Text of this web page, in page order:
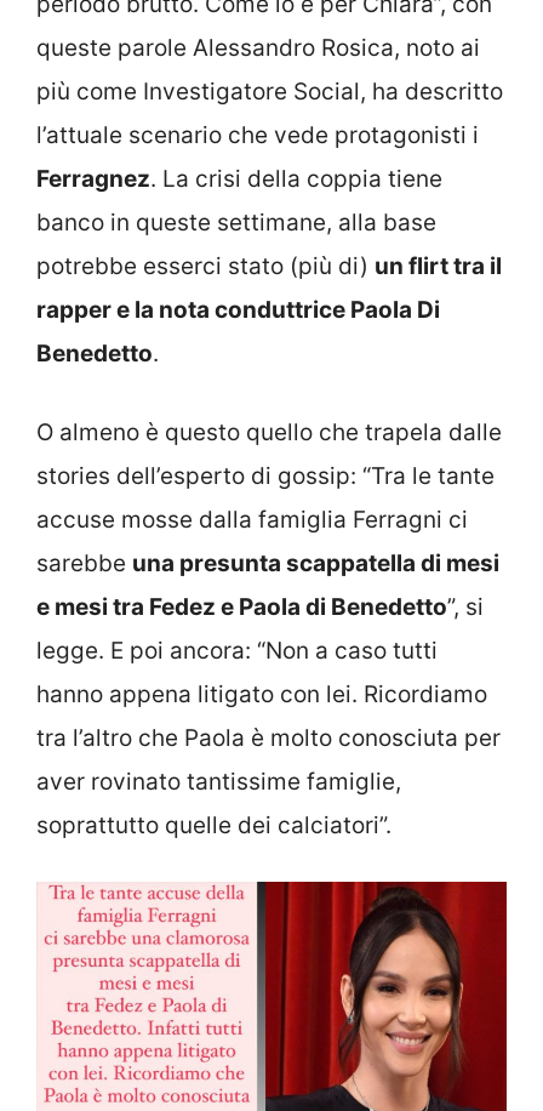
queste parole Alessandro Rosica, noto ai
più come Investigatore Social, ha descritto
l’attuale scenario che vede protagonisti i
Ferragnez. La crisi della coppia tiene
banco in queste settimane, alla base
potrebbe esserci stato (più di) un flirt tra il
rapper e la nota conduttrice Paola Di
Benedetto.
O almeno è questo quello che trapela dalle
stories dell’esperto di gossip: “Tra le tante
accuse mosse dalla famiglia Ferragni ci
sarebbe una presunta scappatella di mesi
e mesi tra Fedez e Paola di Benedetto”, si
legge. E poi ancora: “Non a caso tutti
hanno appena litigato con lei. Ricordiamo
tra l’altro che Paola è molto conosciuta per
aver rovinato tantissime famiglie,
soprattutto quelle dei calciatori”.